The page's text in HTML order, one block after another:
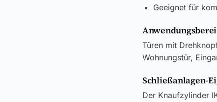
Geeignet für
Türen mit
Wohnungstür,
Schließanlagen-
Der Knaufzylinder